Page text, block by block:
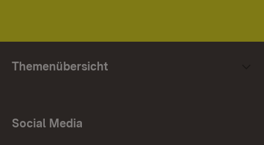
Themenübersicht
Social Media